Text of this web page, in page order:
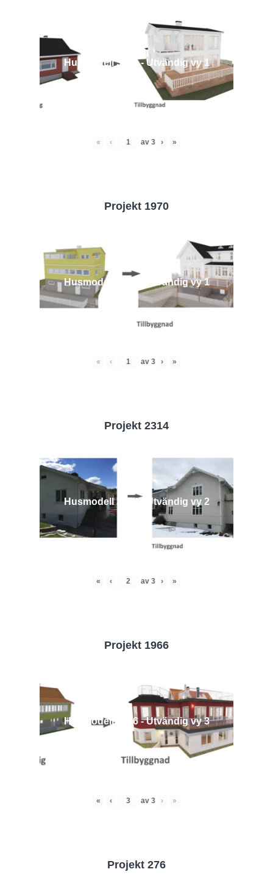
Husmodell 3104 - Utvändig vy 1
« ‹ av 3 › »
Projekt 1970
Husmodell 1970 - Utvändig vy 1
« ‹ av 3 › »
Projekt 2314
Husmodell 2314 - Utvändig vy 2
« ‹ av 3 › »
Projekt 1966
Husmodell 1966 - Utvändig vy 3
« ‹ av 3 › »
Projekt 276